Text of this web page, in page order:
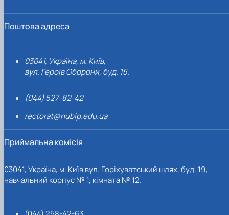
Поштова адреса
03041, Україна, м. Київ,
вул. Героїв Оборони, буд. 15.
(044) 527-82-42
rectorat@nubip.edu.ua
Приймальна комісія
03041, Україна, м. Київ вул. Горіхуватський шлях, буд. 19,
навчальний корпус № 1, кімната № 12.